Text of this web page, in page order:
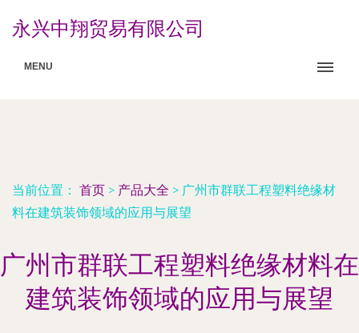
永兴中翔贸易有限公司
MENU
当前位置： 首页 > 产品大全 > 广州市群联工程塑料绝缘材
料在建筑装饰领域的应用与展望
广州市群联工程塑料绝缘材料在
建筑装饰领域的应用与展望